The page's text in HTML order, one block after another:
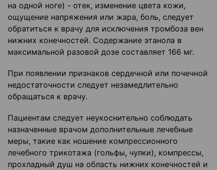
на одной ноге) - отек, изменение цвета кожи,
ощущение напряжения или жара, боль, следует
обратиться к врачу для исключения тромбоза вен
нижних конечностей. Содержание этанола в
максимальной разовой дозе составляет 166 мг.
При появлении признаков сердечной или почечной
недостаточности следует незамедлительно
обращаться к врачу.
Пациентам следует неукоснительно соблюдать
назначенные врачом дополнительные лечебные
меры, такие как ношение компрессионного
лечебного трикотажа (гольфы, чулки), компрессы,
прохладный душ на область нижних конечностей и